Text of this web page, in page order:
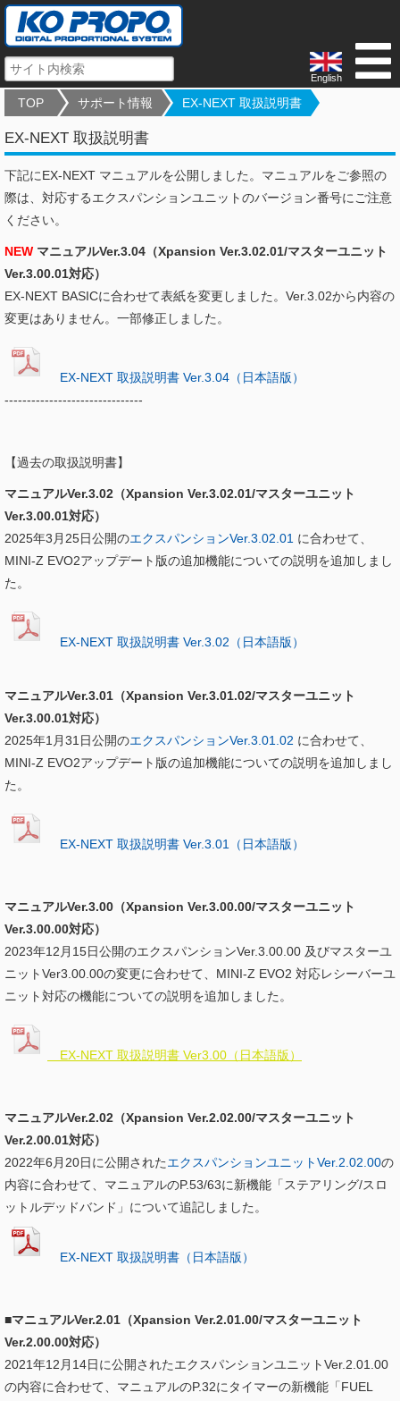
English
TOP サポート情報 EX-NEXT 取扱説明書
EX-NEXT 取扱説明書
下記にEX-NEXT マニュアルを公開しました。マニュアルをご参照の
際は、対応するエクスパンションユニットのバージョン番号にご注意
ください。
NEW マニュアルVer.3.04（Xpansion Ver.3.02.01/マスターユニット
Ver.3.00.01対応）
EX-NEXT BASICに合わせて表紙を変更しました。Ver.3.02から内容の
変更はありません。一部修正しました。
EX-NEXT 取扱説明書 Ver.3.04（日本語版）
-------------------------------
【過去の取扱説明書】
マニュアルVer.3.02（Xpansion Ver.3.02.01/マスターユニット
Ver.3.00.01対応）
2025年3月25日公開のエクスパンションVer.3.02.01 に合わせて、
MINI-Z EVO2アップデート版の追加機能についての説明を追加しまし
た。
EX-NEXT 取扱説明書 Ver.3.02（日本語版）
マニュアルVer.3.01（Xpansion Ver.3.01.02/マスターユニット
Ver.3.00.01対応）
2025年1月31日公開のエクスパンションVer.3.01.02 に合わせて、
MINI-Z EVO2アップデート版の追加機能についての説明を追加しまし
た。
EX-NEXT 取扱説明書 Ver.3.01（日本語版）
マニュアルVer.3.00（Xpansion Ver.3.00.00/マスターユニット
Ver.3.00.00対応）
2023年12月15日公開のエクスパンションVer.3.00.00 及びマスターユ
ニットVer3.00.00の変更に合わせて、MINI-Z EVO2 対応レシーバーユ
ニット対応の機能についての説明を追加しました。
EX-NEXT 取扱説明書 Ver3.00（日本語版）
マニュアルVer.2.02（Xpansion Ver.2.02.00/マスターユニット
Ver.2.00.01対応）
2022年6月20日に公開されたエクスパンションユニットVer.2.02.00の
内容に合わせて、マニュアルのP.53/63に新機能「ステアリング/スロ
ットルデッドバンド」について追記しました。
EX-NEXT 取扱説明書（日本語版）
■マニュアルVer.2.01（Xpansion Ver.2.01.00/マスターユニット
Ver.2.00.00対応）
2021年12月14日に公開されたエクスパンションユニットVer.2.01.00
の内容に合わせて、マニュアルのP.32にタイマーの新機能「FUEL